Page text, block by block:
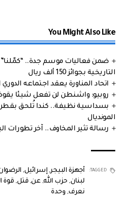
You Might Also Like
ضمن فعاليات موسم جدة..
التاريخية بجوائز 150 ألف ريال
اتحاد المناورة يعقد اجتماعه الدوري
روبيو: واشنطن لن تفعل شيئا
بسداسية نظيفة.. كندا تُلحق
المونديال
رسالة تثير المخاوف.. آخر تطورات
TAGGED: أجهزة البيجر, إسرائيل,
لبنان, حزب الله, عن, قتل, قوة
نعرف, وحدة